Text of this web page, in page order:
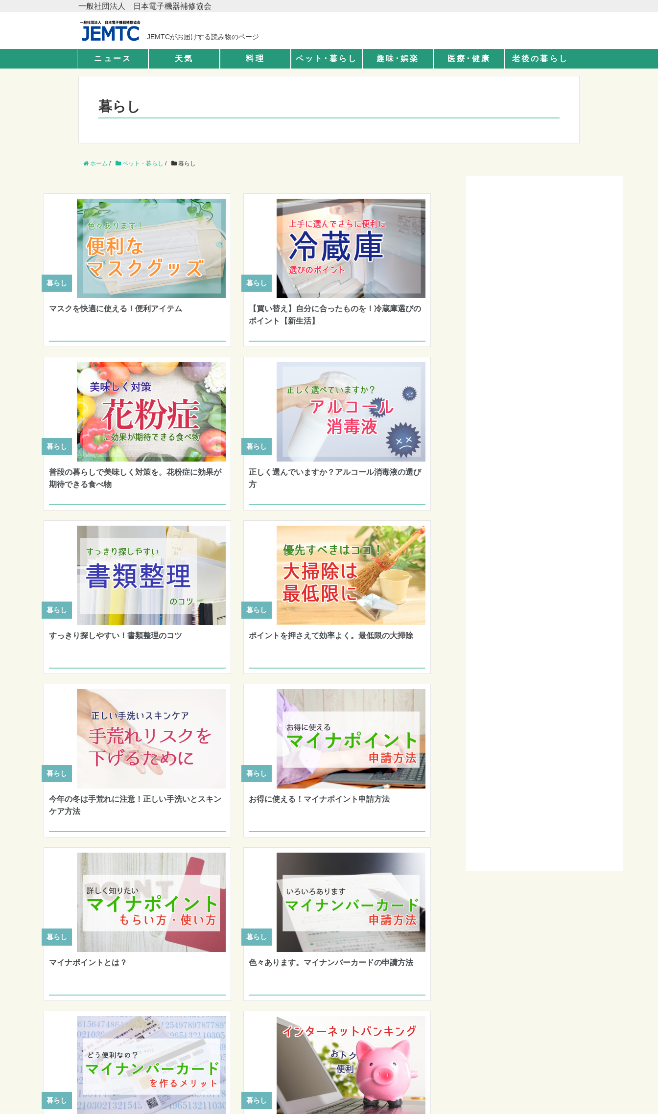
一般社団法人 日本電子機器補修協会
JEMTCがお届けする読み物のページ
ニュース 天気 料理 ペット･暮らし 趣味･娯楽 医療･健康 老後の暮らし
暮らし
ホーム / ペット・暮らし / 暮らし
暮らし
マスクを快適に使える！便利アイテム
暮らし
【買い替え】自分に合ったものを！冷蔵庫選びの
ポイント【新生活】
暮らし
普段の暮らしで美味しく対策を。花粉症に効果が
期待できる食べ物
暮らし
正しく選んでいますか？アルコール消毒液の選び
方
暮らし
すっきり探しやすい！書類整理のコツ
暮らし
ポイントを押さえて効率よく。最低限の大掃除
暮らし
今年の冬は手荒れに注意！正しい手洗いとスキン
ケア方法
暮らし
お得に使える！マイナポイント申請方法
暮らし
マイナポイントとは？
暮らし
色々あります。マイナンバーカードの申請方法
暮らし 暮らし